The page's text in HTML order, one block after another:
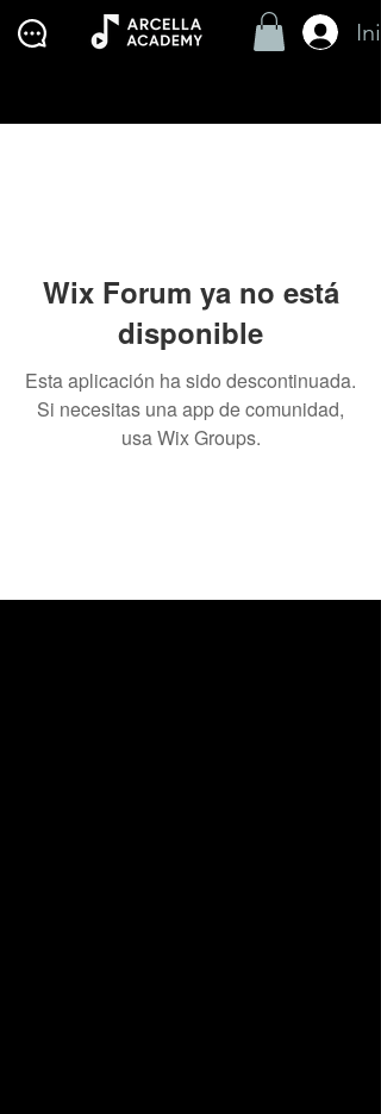
Wix Forum ya no está
disponible
Esta aplicación ha sido descontinuada.
Si necesitas una app de comunidad,
usa Wix Groups.